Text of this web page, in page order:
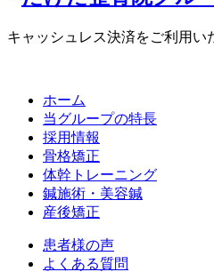
キャッシュレス決済をご利用い
ホーム
当グループの特長
採用情報
骨格矯正
体幹トレーニング
鍼施術・美容鍼
産後矯正
患者様の声
よくある質問